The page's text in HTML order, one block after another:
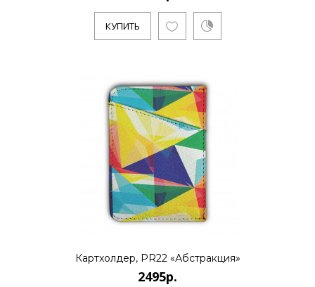
КУПИТЬ
Картхолдер, PR22 «Абстракция»
2495р.